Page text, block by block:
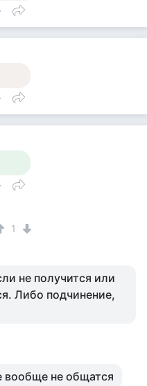
1
не получится или
Либо подчинение,
вообще не общатся